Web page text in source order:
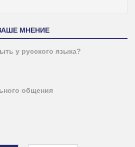
МНЕНИЕ
у русского языка?
общения